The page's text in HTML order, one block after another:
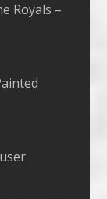
Royals –